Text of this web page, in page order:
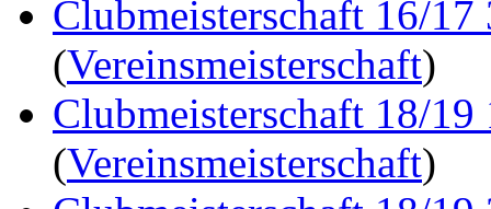
Clubmeisterschaft 16/17
(Vereinsmeisterschaft)
Clubmeisterschaft 18/19
(Vereinsmeisterschaft)